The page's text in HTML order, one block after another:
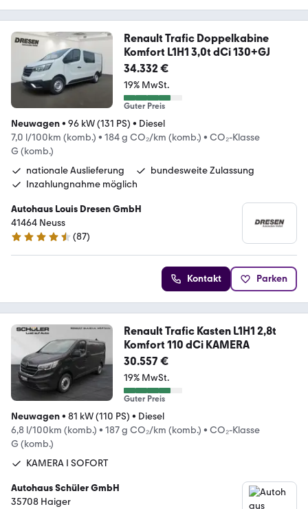
Renault Trafic Doppelkabine
Komfort L1H1 3,0t dCi 130+GJ
34.332 €
19% MwSt.
Guter Preis
Neuwagen• 96 kW (131 PS) • Diesel
7,0 l/100km (komb.) • 184 g CO₂/km (komb.) • CO₂-Klasse
G (komb.)
nationale Auslieferung
bundesweite Zulassung
Inzahlungnahme möglich
Autohaus Louis Dresen GmbH
41464 Neuss
4.3 Sterne
(87)
Kontakt Parken
Renault Trafic Kasten L1H1 2,8t
Komfort 110 dCi KAMERA
30.557 €
19% MwSt.
Guter Preis
Neuwagen• 81 kW (110 PS) • Diesel
6,8 l/100km (komb.) • 187 g CO₂/km (komb.) • CO₂-Klasse
G (komb.)
KAMERA I SOFORT
Autohaus Schüler GmbH
35708 Haiger